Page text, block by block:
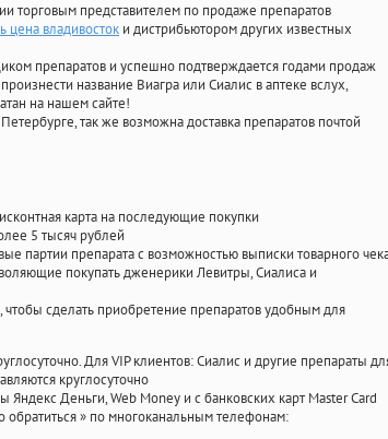
торговым представителем по продаже препаратов
цена владивосток и дистрибьютором других известных
препаратов и успешно подтверждается годами продаж
название Виагра или Сиалис в аптеке вслух,
на нашем сайте!
так же возможна доставка препаратов почтой
карта на последующие покупки
5 тысяч рублей
препарата с возможностью выписки товарного
покупать дженерики Левитры, Сиалиса и
сделать приобретение препаратов удобным для
Для VIP клиентов: Сиалис и другие препараты
круглосуточно
Деньги, Web Money и с банковских карт Master Card
обратиться» по многоканальным телефонам: